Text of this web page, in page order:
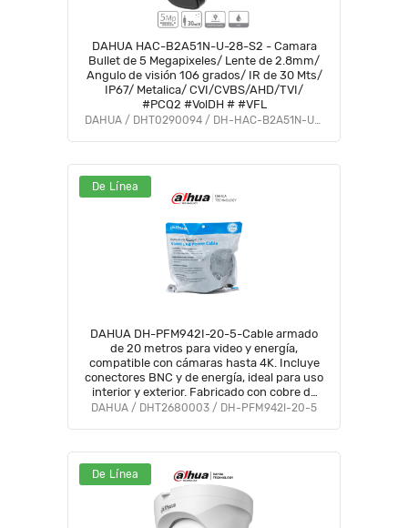
DAHUA HAC-B2A51N-U-28-S2 - Camara
Bullet de 5 Megapixeles/ Lente de 2.8mm/
Angulo de visión 106 grados/ IR de 30 Mts/
IP67/ Metalica/ CVI/CVBS/AHD/TVI/
#PCQ2 #VolDH # #VFL
DAHUA / DHT0290094 / DH-HAC-B2A51N-U-0280B-S2
De Línea
DAHUA DH-PFM942I-20-5-Cable armado
de 20 metros para video y energía,
compatible con cámaras hasta 4K. Incluye
conectores BNC y de energía, ideal para uso
interior y exterior. Fabricado con cobre de
alta pureza, soporta AHD, CVI, TVI, y CVBS.
DAHUA / DHT2680003 / DH-PFM942I-20-5
De Línea